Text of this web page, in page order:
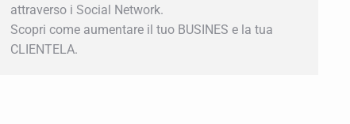
attraverso i Social Network.
Scopri come aumentare il tuo BUSINES e la tua
CLIENTELA.